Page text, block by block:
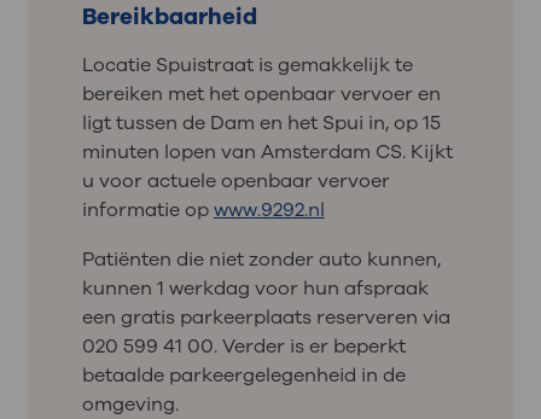
Bereikbaarheid
Locatie Spuistraat is gemakkelijk te
bereiken met het openbaar vervoer en
ligt tussen de Dam en het Spui in, op 15
minuten lopen van Amsterdam CS. Kijkt
u voor actuele openbaar vervoer
informatie opwww.9292.nl
Patiënten die niet zonder auto kunnen,
kunnen 1 werkdag voor hun afspraak
een gratis parkeerplaats reserveren via
020 599 41 00. Verder is er beperkt
betaalde parkeergelegenheid in de
omgeving.